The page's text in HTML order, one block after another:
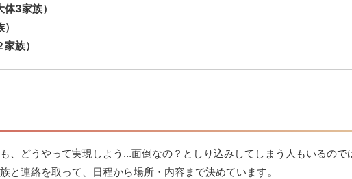
3家族）
族）
、どうやって実現しよう…面倒なの？としり込みしてしまう人もいるので
と連絡を取って、日程から場所・内容まで決めています。